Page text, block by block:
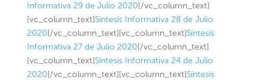
Informativa 29 de Julio 2020[/vc_column_text]
[vc_column_text]Síntesis Informativa 28 de Julio
2020[/vc_column_text][vc_column_text]Síntesis
Informativa 27 de Julio 2020[/vc_column_text]
[vc_column_text]Síntesis Informativa 24 de Julio
2020[/vc_column_text][vc_column_text]Síntesis